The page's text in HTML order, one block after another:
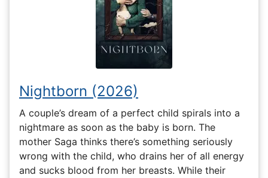
Nightborn (2026)
A couple’s dream of a perfect child spirals into a
nightmare as soon as the baby is born. The
mother Saga thinks there’s something seriously
wrong with the child, who drains her of all energy
and sucks blood from her breasts. While their